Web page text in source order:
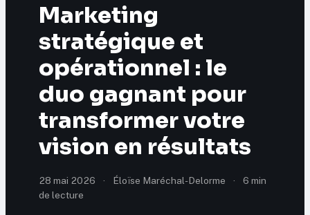
Éducation & Emploi
Marketing
Marketing
stratégique et
opérationnel : le
duo gagnant pour
transformer votre
vision en résultats
28 mai 2026 · Éloïse Maréchal-Delorme ·
6 min
de lecture